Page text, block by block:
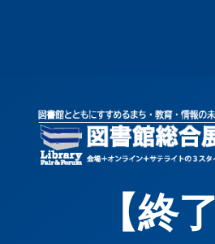
ー
ザ
【終